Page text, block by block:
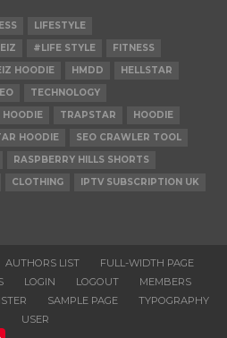
LIFESTYLE
#LIFE STYLE
FITNESS
HOODIE HMDD
HELLSTAR
TECHNOLOGY
HOODIE TRAPSTAR
HOODIE
HOODIE
SEO CRAWLER TOOL
RASPBERRY HILLS SHORTS
CLOTHING IPTV SUBSCRIPTION UK
AUTHORS LIST
FULL-WIDTH PAGE
LOGIN LOGOUT
MEMBERS
SAMPLE PAGE
TYPOGRAPHY
USER